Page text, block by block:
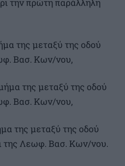
την πρώτη παράλληλη
της μεταξύ της οδού
Βασ. Κων/νου,
της μεταξύ της οδού
Βασ. Κων/νου,
της μεταξύ της οδού
της Λεωφ. Βασ. Κων/νου.